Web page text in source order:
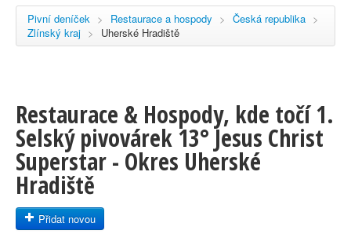
Pivní deníček > Restaurace a hospody > Česká republika >
Zlínský kraj > Uherské Hradiště
Restaurace & Hospody, kde točí 1.
Selský pivovárek 13° Jesus Christ
Superstar - Okres Uherské
Hradiště
Přidat novou